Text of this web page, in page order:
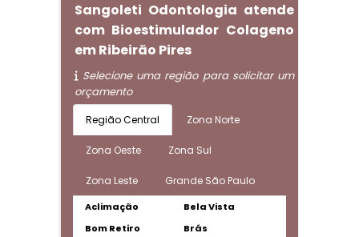
Sangoleti Odontologia atende
com Bioestimulador Colageno
em Ribeirão Pires
Selecione uma região para solicitar um
orçamento
Região Central Zona Norte
Zona Oeste Zona Sul
Zona Leste Grande São Paulo
Aclimação
Bela Vista
Bom Retiro
Brás